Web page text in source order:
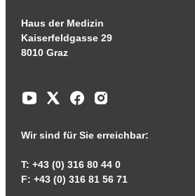
Haus der Medizin
Kaiserfeldgasse 29
8010 Graz
Wir sind für Sie erreichbar:
T: +43 (0) 316 80 44 0
F: +43 (0) 316 81 56 71